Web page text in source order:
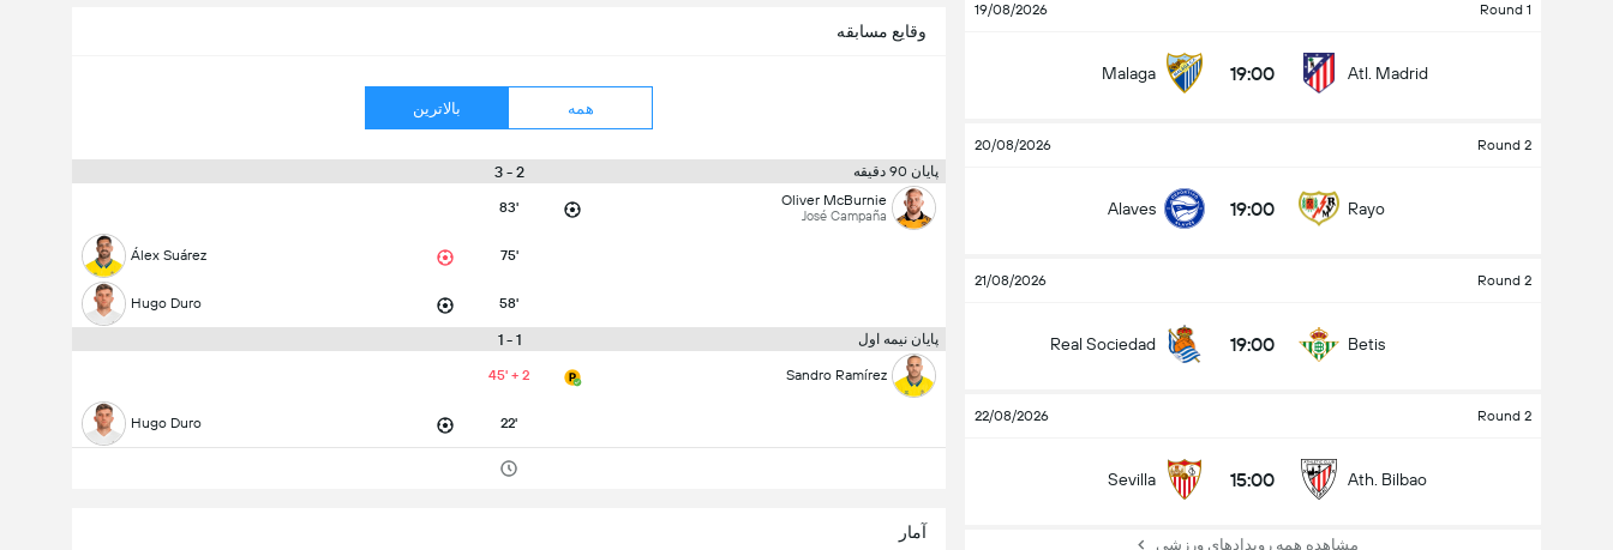
Round 1
19/08/2026
Atl. Madrid
19:00
Malaga
Round 2
20/08/2026
Rayo
19:00
Alaves
Round 2
21/08/2026
Betis
19:00
Real Sociedad
Round 2
22/08/2026
Ath. Bilbao
15:00
Sevilla
مشاهده همه رویدادهای ورزشی
وقایع مسابقه
همه بالاترین
پایان 90 دقیقه 2 - 3
Oliver McBurnie
José Campaña
83'
75'
Álex Suárez
58'
Hugo Duro
پایان نیمه اول 1 - 1
Sandro Ramírez
45' + 2
22'
Hugo Duro
آمار